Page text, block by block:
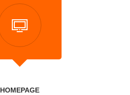
HOMEPAGE